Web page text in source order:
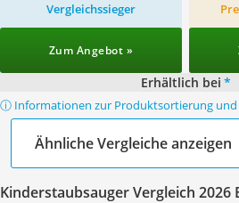
Vergleichssieger
Zum Angebot »
Erhältlich bei *
ⓘ Informationen zur Produktsortierung und
Ähnliche Vergleiche anzeigen
Kinderstaubsauger Vergleich 2026